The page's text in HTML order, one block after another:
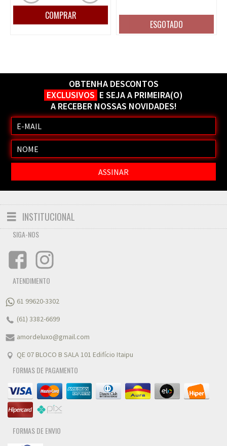
OBTENHA DESCONTOS
EXCLUSIVOS E SEJA A PRIMEIRA(O)
A RECEBER NOSSAS NOVIDADES!
Toggle
navigation
INSTITUCIONAL
FALE CONOSCO
SIGA-NOS
ATENDIMENTO
61 99620-3302
(61) 3382-6699
amordeluxo@gmail.com
QE 07 BLOCO B SALA 101 Edifício Itaipu
FORMAS DE PAGAMENTO
FORMAS DE ENVIO